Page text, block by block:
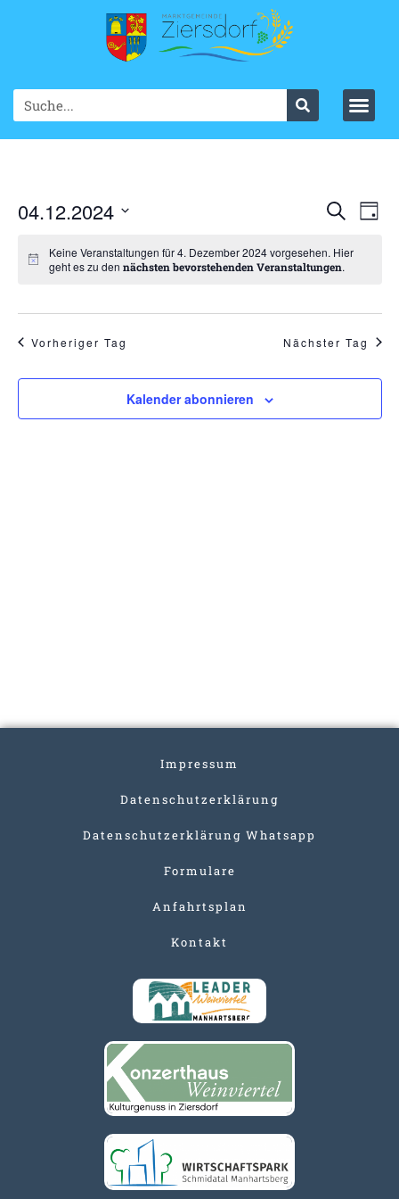
UND
SucheTag
04.12.2024
wählen.Keine Veranstaltungen für 4. Dezember 2024 vorgesehen. Hier
geht es zu dennächsten bevorstehenden Veranstaltungen.
Vorheriger Tag Nächster Tag
Kalender abonnieren
Impressum
Datenschutzerklärung
Datenschutzerklärung Whatsapp
Formulare
Anfahrtsplan
Kontakt